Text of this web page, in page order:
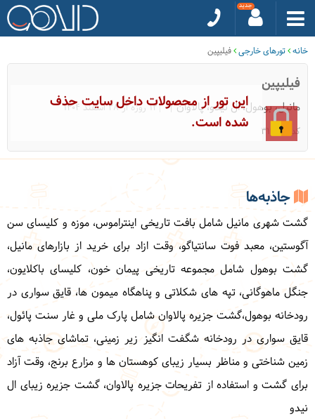
خانه تورهای خارجی فیلیپین
فیلیپین
مانیل، بوهول، ال نیدو، پالاوان
|12 روزه از 28 اسفند 1404
کد: 31942
این تور از محصولات داخل سایت حذف
شده است.
جاذبه‌ها
گشت شهری مانیل شامل بافت تاریخی اینتراموس، موزه و کلیسای سن
آگوستین، معبد فوت سانتیاگو، وقت ازاد برای خرید از بازارهای مانیل،
گشت بوهول شامل مجموعه تاریخی پیمان خون، کلیسای باکلایون،
جنگل ماهوگانی، تپه های شکلاتی و پناهگاه میمون ها، قایق سواری در
رودخانه بوهول،گشت جزیره پالاوان شامل پارک ملی و غار سنت پائول،
قایق سواری در رودخانه شگفت انگیز زیر زمینی، تماشای جاذبه های
زمین شناختی و مناظر بسیار زیبای کوهستان ها و مزارع برنج، وقت آزاد
برای گشت و استفاده از تفریحات جزیره پالاوان، گشت جزیره زیبای ال
نیدو